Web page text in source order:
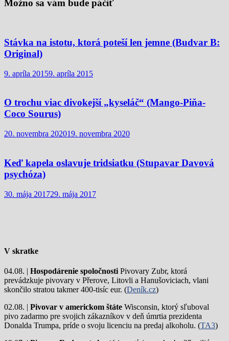
Možno sa vám bude páčiť
Stávka na istotu, ktorá poteší len jemne (Budvar B:
Original)
9. apríla 20159. apríla 2015
O trochu viac divokejší „kyseláč“ (Mango-Piňa-
Coco Sourus)
20. novembra 202019. novembra 2020
Keď kapela oslavuje tridsiatku (Stupavar Davová
psychóza)
30. mája 201729. mája 2017
V skratke
04.08. | Hospodárenie spoločnosti Pivovary Zubr, ktorá
prevádzkuje pivovary v Přerove, Litovli a Hanušoviciach, vlani
skončilo stratou takmer 400-tisíc eur. (Deník.cz)
02.08. | Pivovar v americkom štáte Wisconsin, ktorý sľuboval
pivo zadarmo pre svojich zákazníkov v deň úmrtia prezidenta
Donalda Trumpa, príde o svoju licenciu na predaj alkoholu. (TA3)